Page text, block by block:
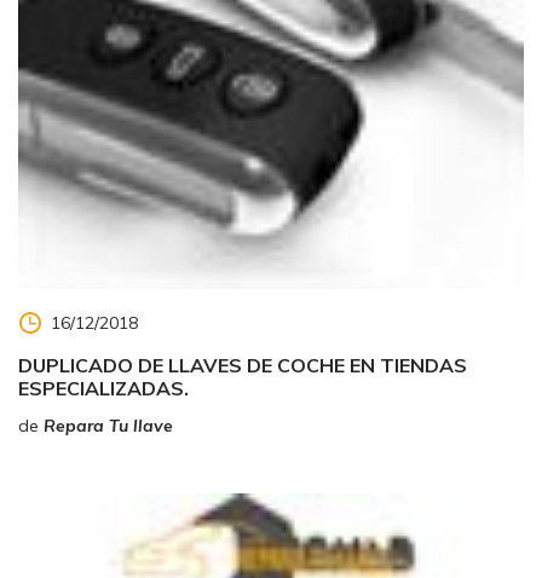
16/12/2018
DUPLICADO DE LLAVES DE COCHE EN TIENDAS
ESPECIALIZADAS.
de Repara Tu llave